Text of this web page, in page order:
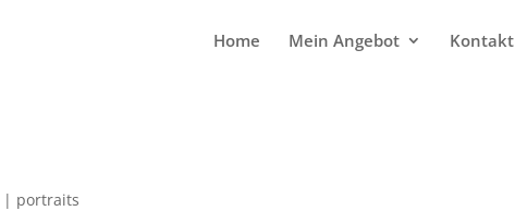
Home Mein Angebot Kontakt
| portraits